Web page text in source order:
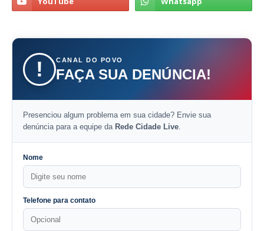
! CANAL DO POVO
FAÇA SUA DENÚNCIA!
Presenciou algum problema em sua cidade? Envie sua
denúncia para a equipe da Rede Cidade Live.
Nome
Telefone para contato